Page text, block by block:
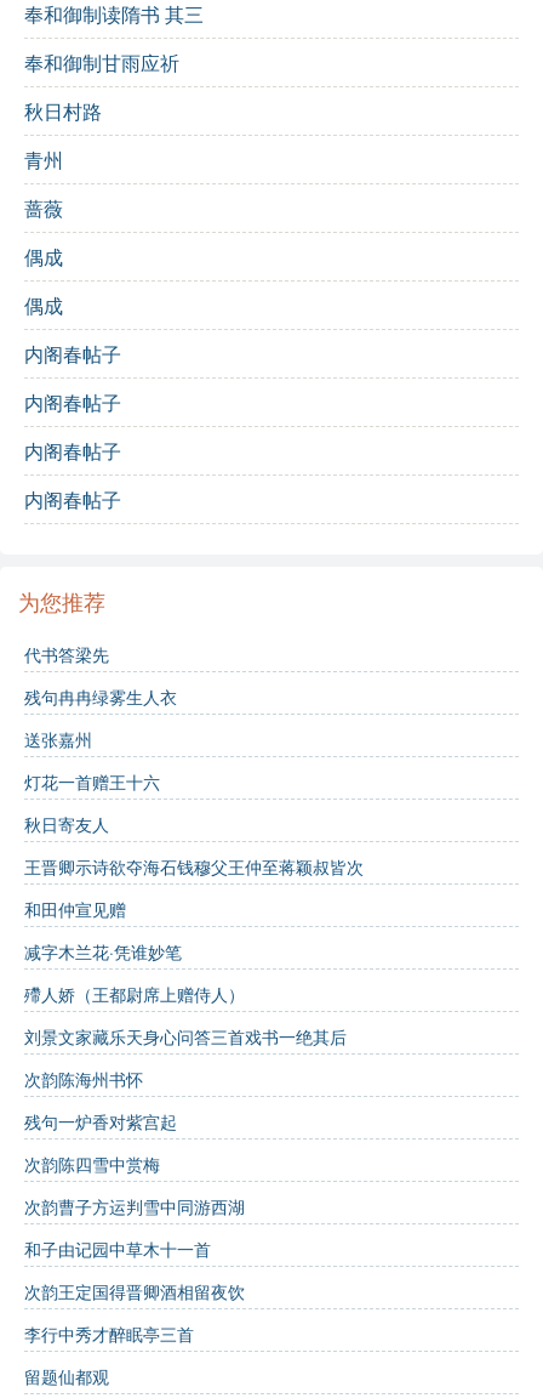
奉和御制读隋书 其三
奉和御制甘雨应祈
秋日村路
青州
蔷薇
偶成
偶成
内阁春帖子
内阁春帖子
内阁春帖子
内阁春帖子
为您推荐
代书答梁先
残句冉冉绿雾生人衣
送张嘉州
灯花一首赠王十六
秋日寄友人
王晋卿示诗欲夺海石钱穆父王仲至蒋颖叔皆次
和田仲宣见赠
减字木兰花·凭谁妙笔
殢人娇（王都尉席上赠侍人）
刘景文家藏乐天身心问答三首戏书一绝其后
次韵陈海州书怀
残句一炉香对紫宫起
次韵陈四雪中赏梅
次韵曹子方运判雪中同游西湖
和子由记园中草木十一首
次韵王定国得晋卿酒相留夜饮
李行中秀才醉眠亭三首
留题仙都观
花：象征爱情与美好的时光。
泪：离愁别绪的体现，表达对往事的怀念。
春色：代表生机与希望，但也夹杂着尘土与流水，暗
示人生的脆弱与无常。
互动学习:
诗词测试：
“似花还似非花”中的“非花”指代什么？
A. 另一种花
B. 不再是花的状态
C. 人的情感
A. 快乐
B. 惆怅与思念
C. 对生活的满意
D. 对花的怜惜
答案：
B
B
诗词比较与延伸:
相关作品推荐：
李清照的《如梦令》
杜甫的《春望》
诗词对比：
苏轼与李清照的词，均表达了对爱情的思念，但苏轼
更加关注无常与失落，而李清照则多呈现出对爱情的
执着与渴望。